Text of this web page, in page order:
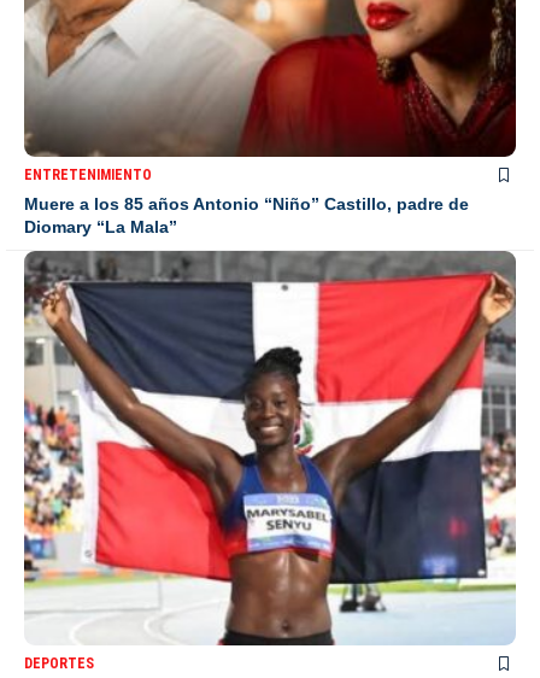
ENTRETENIMIENTO
Muere a los 85 años Antonio “Niño” Castillo, padre de
Diomary “La Mala”
DEPORTES